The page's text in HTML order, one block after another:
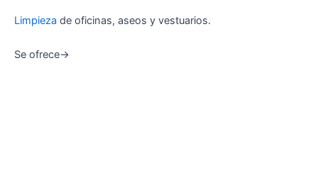
Limpieza de oficinas, aseos y vestuarios.
Se ofrece->